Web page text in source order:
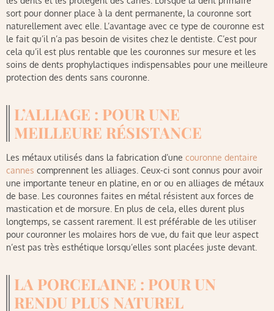
sort pour donner place à la dent permanente, la couronne sort
naturellement avec elle. L’avantage avec ce type de couronne est
le fait qu’il n’a pas besoin de visites chez le dentiste. C’est pour
cela qu’il est plus rentable que les couronnes sur mesure et les
soins de dents prophylactiques indispensables pour une meilleure
protection des dents sans couronne.
L’ALLIAGE : POUR UNE
MEILLEURE RÉSISTANCE
Les métaux utilisés dans la fabrication d’une couronne dentaire
cannes comprennent les alliages. Ceux-ci sont connus pour avoir
une importante teneur en platine, en or ou en alliages de métaux
de base. Les couronnes faites en métal résistent aux forces de
mastication et de morsure. En plus de cela, elles durent plus
longtemps, se cassent rarement. Il est préférable de les utiliser
pour couronner les molaires hors de vue, du fait que leur aspect
n’est pas très esthétique lorsqu’elles sont placées juste devant.
LA PORCELAINE : POUR UN
RENDU PLUS NATUREL